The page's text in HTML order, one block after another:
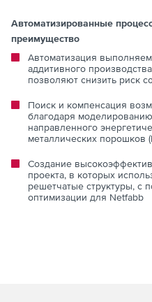
Автоматизированные
преимущество
Автоматизация
аддитивного
позволяют снизить риск
Поиск и компенсация
благодаря
направленного
металлических порошков
Создание
проекта, в которых
решетчатые структуры, с
оптимизации для Netfabb